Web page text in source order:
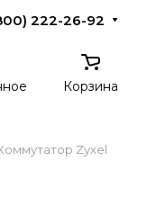
222-26-92
Корзина
Zyxel